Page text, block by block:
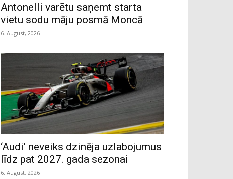
Antonelli varētu saņemt starta
vietu sodu māju posmā Moncā
6. August, 2026
‘Audi’ neveiks dzinēja uzlabojumus
līdz pat 2027. gada sezonai
6. August, 2026